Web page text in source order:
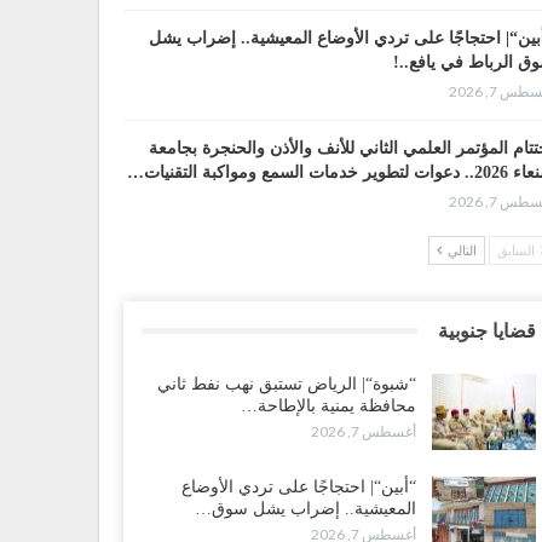
احتجاجًا على تردي الأوضاع المعيشية.. إضراب يشل
الرباط في يافع..!
7, 2026
المؤتمر العلمي الثاني للأنف والأذن والحنجرة بجامعة
خدمات السمع ومواكبة التقنيات…
7, 2026
عصيان مدني واسع ورفض للتجنيد السعودي
لإقالات واسعة وإعادة ترتيب المشهد العسكري..!
6, 2026
صنعاء تربك التحشيدات السعودية شرق اليمن.. خسائر
وانسحابات وفوضى تعصف بمعسكرات حضرموت
السابق التالي
قضايا جنوبية
“شبوة“| الرياض تستبق نهب نفط ثاني
محافظة يمنية بالإطاحة…
أغسطس 7, 2026
“أبين“| احتجاجًا على تردي الأوضاع
المعيشية.. إضراب يشل سوق…
أغسطس 7, 2026